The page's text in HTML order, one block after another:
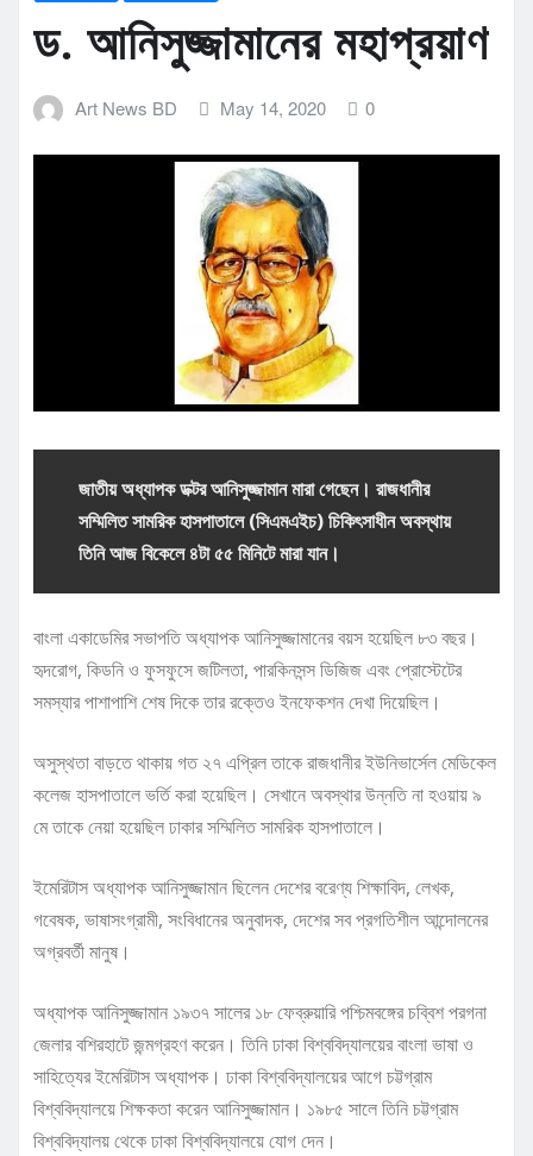
ড. আনিসুজ্জামানের মহাপ্রয়াণ
Art News BD May 14, 2020 0
জাতীয় অধ্যাপক ডক্টর আনিসুজ্জামান মারা গেছেন। রাজধানীর
সম্মিলিত সামরিক হাসপাতালে (সিএমএইচ) চিকিৎসাধীন অবস্থায়
তিনি আজ বিকেলে ৪টা ৫৫ মিনিটে মারা যান।
বাংলা একাডেমির সভাপতি অধ্যাপক আনিসুজ্জামানের বয়স হয়েছিল ৮৩ বছর।
হৃদরোগ, কিডনি ও ফুসফুসে জটিলতা, পারকিনসন্স ডিজিজ এবং প্রোস্টেটের
সমস্যার পাশাপাশি শেষ দিকে তার রক্তেও ইনফেকশন দেখা দিয়েছিল।
অসুস্থতা বাড়তে থাকায় গত ২৭ এপ্রিল তাকে রাজধানীর ইউনিভার্সেল মেডিকেল
কলেজ হাসপাতালে ভর্তি করা হয়েছিল। সেখানে অবস্থার উন্নতি না হওয়ায় ৯
মে তাকে নেয়া হয়েছিল ঢাকার সম্মিলিত সামরিক হাসপাতালে।
ইমেরিটাস অধ্যাপক আনিসুজ্জামান ছিলেন দেশের বরেণ্য শিক্ষাবিদ, লেখক,
গবেষক, ভাষাসংগ্রামী, সংবিধানের অনুবাদক, দেশের সব প্রগতিশীল আন্দোলনের
অগ্রবর্তী মানুষ।
অধ্যাপক আনিসুজ্জামান ১৯৩৭ সালের ১৮ ফেব্রুয়ারি পশ্চিমবঙ্গের চব্বিশ পরগনা
জেলার বশিরহাটে জন্মগ্রহণ করেন। তিনি ঢাকা বিশ্ববিদ্যালয়ের বাংলা ভাষা ও
সাহিত্যের ইমেরিটাস অধ্যাপক। ঢাকা বিশ্ববিদ্যালয়ের আগে চট্টগ্রাম
বিশ্ববিদ্যালয়ে শিক্ষকতা করেন আনিসুজ্জামান। ১৯৮৫ সালে তিনি চট্টগ্রাম
বিশ্ববিদ্যালয় থেকে ঢাকা বিশ্ববিদ্যালয়ে যোগ দেন।